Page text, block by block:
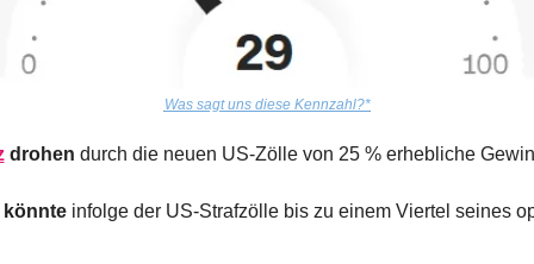
Was sagt uns diese Kennzahl?*
drohen durch die neuen US-Zölle von 25 % erhebliche
infolge der US-Strafzölle bis zu einem Viertel seines